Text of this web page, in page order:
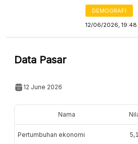
DEMOGRAFI
12/06/2026, 19:48
Data Pasar
12 June 2026
Nama
Pertumbuhan ekonomi